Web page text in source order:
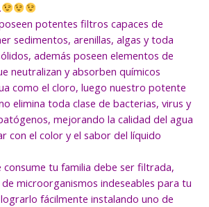
potentes filtros capaces de
sedimentos, arenillas, algas y toda
además poseen elementos de
neutralizan y absorben químicos
como el cloro, luego nuestro potente
elimina toda clase de bacterias, virus y
mejorando la calidad del agua
con el color y el sabor del líquido
consume tu familia debe ser filtrada,
microorganismos indeseables para tu
fácilmente instalando uno de